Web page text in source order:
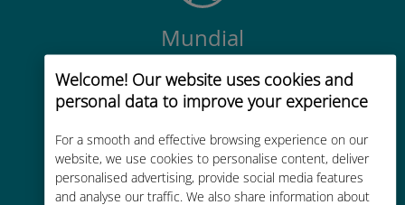
Welcome! Our website uses cookies and
personal data to improve your experience
For a smooth and effective browsing experience on our
website, we use cookies to personalise content, deliver
personalised advertising, provide social media features
and analyse our traffic. We also share information about
Mundial
Conectividad celular mundial de
alta calidad en más de 200
destinos